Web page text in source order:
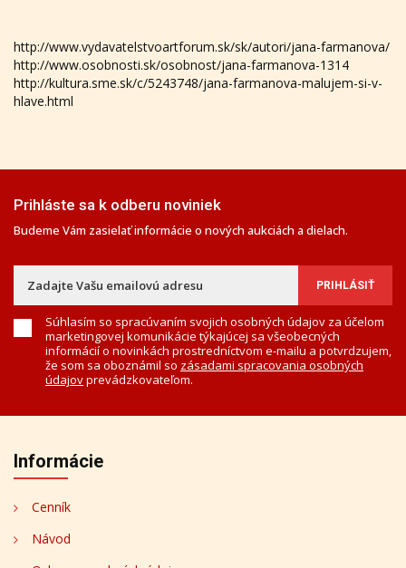
http://www.vydavatelstvoartforum.sk/sk/autori/jana-farmanova/
http://www.osobnosti.sk/osobnost/jana-farmanova-1314
http://kultura.sme.sk/c/5243748/jana-farmanova-malujem-si-v-
hlave.html
Prihláste sa k odberu noviniek
Budeme Vám zasielať informácie o nových aukciách a dielach.
Súhlasím so spracúvaním svojich osobných údajov za účelom
marketingovej komunikácie týkajúcej sa všeobecných
informácií o novinkách prostredníctvom e-mailu a potvrdzujem,
že som sa oboznámil so zásadami spracovania osobných
údajovprevádzkovateľom.
Informácie
Cenník
Návod